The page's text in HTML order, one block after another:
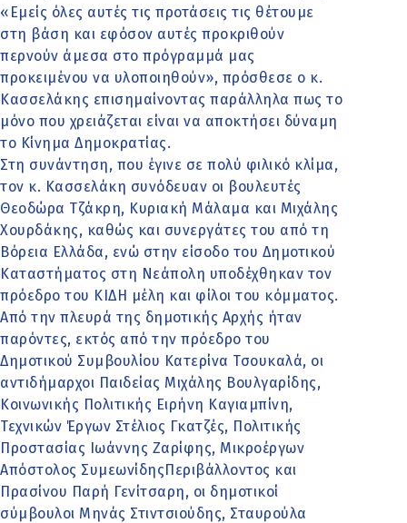
«Εμείς όλες αυτές τις προτάσεις τις θέτουμε
στη βάση και εφόσον αυτές προκριθούν
περνούν άμεσα στο πρόγραμμά μας
προκειμένου να υλοποιηθούν», πρόσθεσε ο κ.
Κασσελάκης επισημαίνοντας παράλληλα πως το
μόνο που χρειάζεται είναι να αποκτήσει δύναμη
το Κίνημα Δημοκρατίας.
Στη συνάντηση, που έγινε σε πολύ φιλικό κλίμα,
τον κ. Κασσελάκη συνόδευαν οι βουλευτές
Θεοδώρα Τζάκρη, Κυριακή Μάλαμα και Μιχάλης
Χουρδάκης, καθώς και συνεργάτες του από τη
Βόρεια Ελλάδα, ενώ στην είσοδο του Δημοτικού
Καταστήματος στη Νεάπολη υποδέχθηκαν τον
πρόεδρο του ΚΙΔΗ μέλη και φίλοι του κόμματος.
Από την πλευρά της δημοτικής Αρχής ήταν
παρόντες, εκτός από την πρόεδρο του
Δημοτικού Συμβουλίου Κατερίνα Τσουκαλά, οι
αντιδήμαρχοι Παιδείας Μιχάλης Βουλγαρίδης,
Κοινωνικής Πολιτικής Ειρήνη Καγιαμπίνη,
Τεχνικών Έργων Στέλιος Γκατζές, Πολιτικής
Προστασίας Ιωάννης Ζαρίφης, Μικροέργων
Απόστολος ΣυμεωνίδηςΠεριβάλλοντος και
Πρασίνου Παρή Γενίτσαρη, οι δημοτικοί
σύμβουλοι Μηνάς Στιντσιούδης, Σταυρούλα